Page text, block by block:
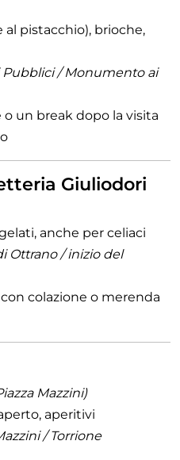
pistacchio), brioche,
Pubblici / Monumento ai
un break dopo la visita
Giuliodori
anche per celiaci
Ottrano / inizio del
colazione o merenda
Mazzini)
aperitivi
/ Torrione